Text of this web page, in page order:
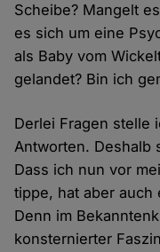
Scheibe? Mangelt
es sich um eine
als Baby vom
gelandet? Bin ich
Derlei Fragen stelle
Antworten. Deshalb
Dass ich nun vor
tippe, hat aber auch
Denn im
konsternierter